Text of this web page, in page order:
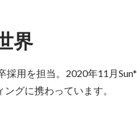
界
用を担当。2020年11月
グに携わっています。